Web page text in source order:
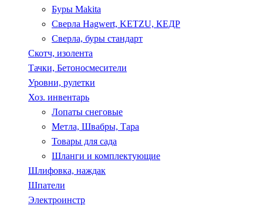
Буры Makita
Сверла Hagwert, KETZU, КЕДР
Сверла, буры стандарт
Скотч, изолента
Тачки, Бетоносмесители
Уровни, рулетки
Хоз. инвентарь
Лопаты снеговые
Метла, Швабры, Тара
Товары для сада
Шланги и комплектующие
Шлифовка, наждак
Шпатели
Электроинстр